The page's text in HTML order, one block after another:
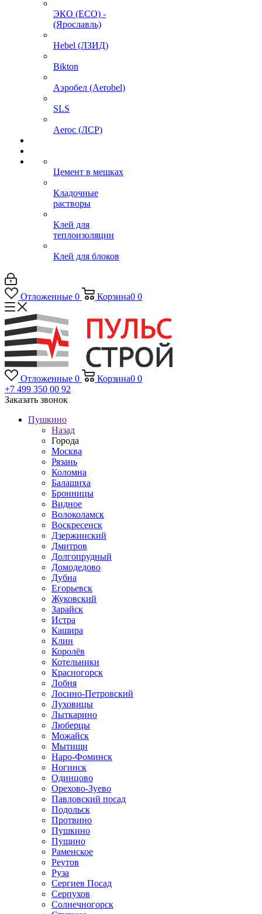
ЭКО (ECO) -
(Ярославль)
Hebel (ЛЗИД)
Bikton
Аэробел (Aerobel)
SLS
Aeroc (ЛСР)
Цемент в мешках
Кладочные
растворы
Клей для
теплоизоляции
Клей для блоков
Отложенные 0 Корзина0 0
Отложенные 0 Корзина0 0
+7 499 350 00 92
Заказать звонок
Пушкино
Назад
Города
Москва
Рязань
Коломна
Балашиха
Бронницы
Видное
Волоколамск
Воскресенск
Дзержинский
Дмитров
Долгопрудный
Домодедово
Дубна
Егорьевск
Жуковский
Зарайск
Истра
Кашира
Клин
Королёв
Котельники
Красногорск
Лобня
Лосино-Петровский
Луховицы
Лыткарино
Люберцы
Можайск
Мытищи
Наро-Фоминск
Ногинск
Одинцово
Орехово-Зуево
Павловский посад
Подольск
Протвино
Пушкино
Пущино
Раменское
Реутов
Руза
Сергиев Посад
Серпухов
Солнечногорск